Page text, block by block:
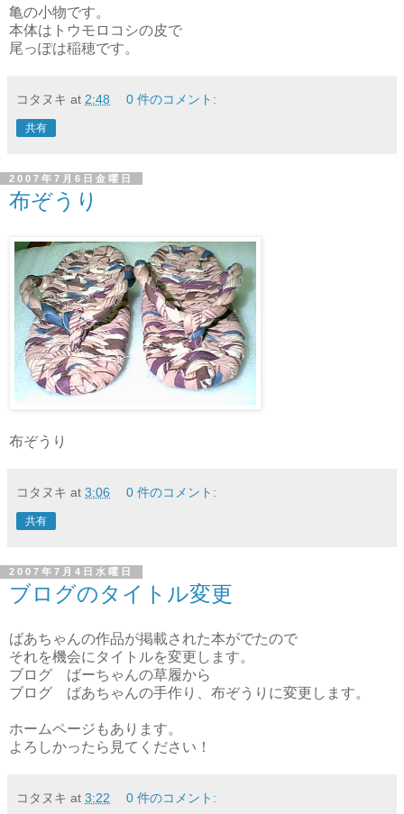
亀の小物です。
本体はトウモロコシの皮で
尾っぽは稲穂です。
コタヌキ at 2:48 0 件のコメント:
共有
2007年7月6日金曜日
布ぞうり
布ぞうり
コタヌキ at 3:06 0 件のコメント:
共有
2007年7月4日水曜日
ブログのタイトル変更
ばあちゃんの作品が掲載された本がでたので
それを機会にタイトルを変更します。
ブログ ばーちゃんの草履から
ブログ ばあちゃんの手作り、布ぞうりに変更します。
ホームページもあります。
よろしかったら見てください！
コタヌキ at 3:22 0 件のコメント: